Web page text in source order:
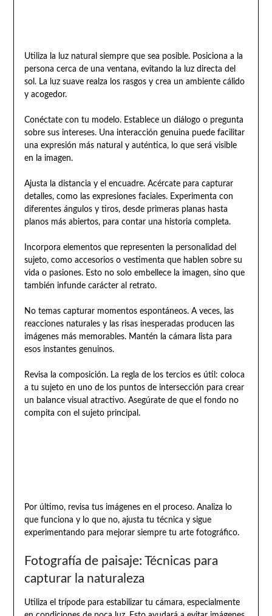
Utiliza la luz natural siempre que sea posible. Posiciona a la
persona cerca de una ventana, evitando la luz directa del
sol. La luz suave realza los rasgos y crea un ambiente cálido
y acogedor.
Conéctate con tu modelo. Establece un diálogo o pregunta
sobre sus intereses. Una interacción genuina puede facilitar
una expresión más natural y auténtica, lo que será visible
en la imagen.
Ajusta la distancia y el encuadre. Acércate para capturar
detalles, como las expresiones faciales. Experimenta con
diferentes ángulos y tiros, desde primeras planas hasta
planos más abiertos, para contar una historia completa.
Incorpora elementos que representen la personalidad del
sujeto, como accesorios o vestimenta que hablen sobre su
vida o pasiones. Esto no solo embellece la imagen, sino que
también infunde carácter al retrato.
No temas capturar momentos espontáneos. A veces, las
reacciones naturales y las risas inesperadas producen las
imágenes más memorables. Mantén la cámara lista para
esos instantes genuinos.
Revisa la composición. La regla de los tercios es útil: coloca
a tu sujeto en uno de los puntos de intersección para crear
un balance visual atractivo. Asegúrate de que el fondo no
compita con el sujeto principal.
Por último, revisa tus imágenes en el proceso. Analiza lo
que funciona y lo que no, ajusta tu técnica y sigue
experimentando para mejorar siempre tu arte fotográfico.
Fotografía de paisaje: Técnicas para
capturar la naturaleza
Utiliza el trípode para estabilizar tu cámara, especialmente